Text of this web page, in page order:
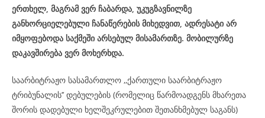
ერთხელ, მაგრამ ვერ ჩაბარდა, უკუგზავნილზე
განხორციელებული ჩანაწერების მიხედვით, ადრესატი არ
იმყოფებოდა საქმეში არსებულ მისამართზე. მობილურზე
დაკავშირება ვერ მოხერხდა.
საარბიტრაჟო სასამართლო ,,ქართული საარბიტრაჟო
ტრიბუნალის’’ დებულების (რომელიც წარმოადგენს მხარეთა
შორის დადებული ხელშეკრულებით შეთანხმებულ საგანს)